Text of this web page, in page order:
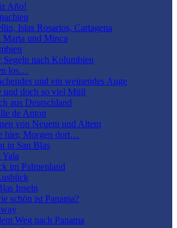
Año!
Islas Rosarios, Cartagena
Marta und Minca
Segeln nach Kolumbien
los…
und ein weinendes Auge
und doch so viel Müll
aus Deutschland
de Anton
von Neuem und Altem
hier, Morgen dort…
in San Blas
Yala
im Palmenland
Inseln
schön ist Panama?
Weg nach Panama